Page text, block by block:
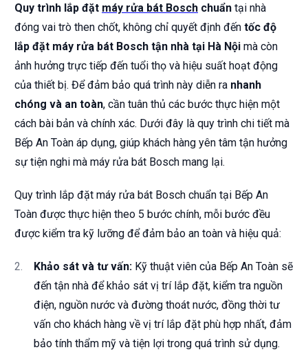
Quy trình lắp đặt máy rửa bát Bosch chuẩn tại nhà
đóng vai trò then chốt, không chỉ quyết định đến tốc độ
lắp đặt máy rửa bát Bosch tận nhà tại Hà Nội mà còn
ảnh hưởng trực tiếp đến tuổi thọ và hiệu suất hoạt động
của thiết bị. Để đảm bảo quá trình này diễn ra nhanh
chóng và an toàn, cần tuân thủ các bước thực hiện một
cách bài bản và chính xác. Dưới đây là quy trình chi tiết mà
Bếp An Toàn áp dụng, giúp khách hàng yên tâm tận hưởng
sự tiện nghi mà máy rửa bát Bosch mang lại.
Quy trình lắp đặt máy rửa bát Bosch chuẩn tại Bếp An
Toàn được thực hiện theo 5 bước chính, mỗi bước đều
được kiểm tra kỹ lưỡng để đảm bảo an toàn và hiệu quả:
Khảo sát và tư vấn: Kỹ thuật viên của Bếp An Toàn sẽ
đến tận nhà để khảo sát vị trí lắp đặt, kiểm tra nguồn
điện, nguồn nước và đường thoát nước, đồng thời tư
vấn cho khách hàng về vị trí lắp đặt phù hợp nhất, đảm
bảo tính thẩm mỹ và tiện lợi trong quá trình sử dụng.